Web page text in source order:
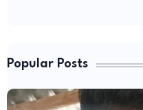
Popular Posts